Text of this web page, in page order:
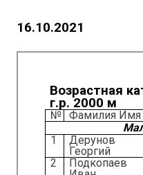
16.10.2021